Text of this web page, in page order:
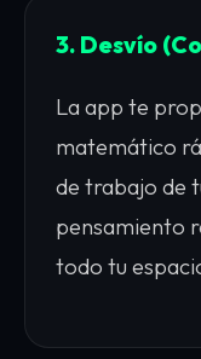
3. Desvío
La app te
matemático
de trabajo de
pensamiento
todo tu